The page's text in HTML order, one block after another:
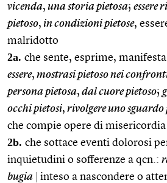
vicenda, una storia pietosa; essere
pietoso, in condizioni pietose,
malridotto
2a. che sente, esprime,
essere, mostrasi pietoso nei
persona pietosa, dal cuore pietoso;
occhi pietosi, rivolgere uno sguardo
che compie opere di misericordia
2b. che sottace eventi dolorosi
inquietudini o sofferenze a qcn.:
bugia
inteso a nascondere o